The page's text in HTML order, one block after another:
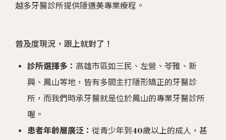
越多牙醫診所提供隱適美專業療程。
普及度現況，跟上就對了！
診所選擇多： 高雄市區如三民、左營、苓雅、新
興、鳳山等地，皆有多間主打隱形矯正的牙醫診
所，而我們時承牙醫就是位於鳳山的專業牙醫診所
喔。
患者年齡層廣泛： 從青少年到40歲以上的成人，甚